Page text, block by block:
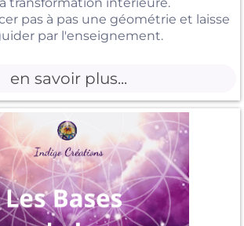
pas à pas une géométrie et laisse
par l'enseignement.
en savoir plus...